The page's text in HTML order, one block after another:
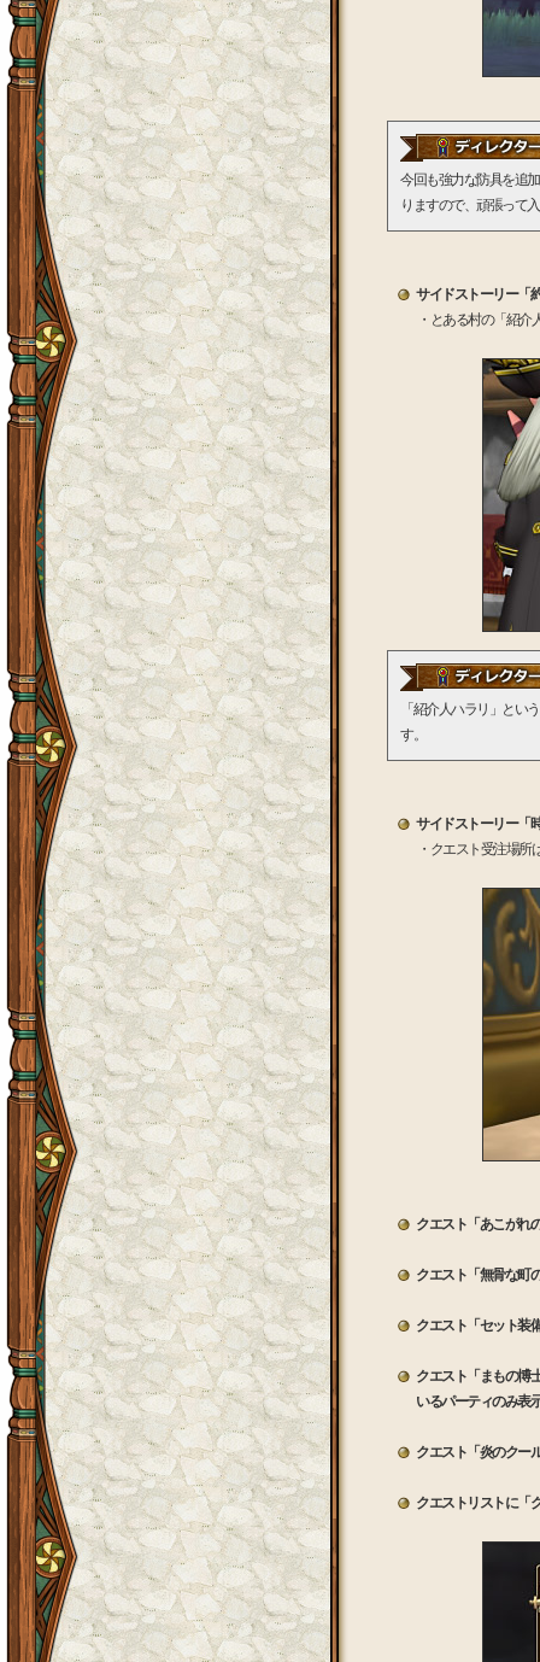
今回も強力な防具を追
りますので、頑張って
サイドストーリー
・とある村の「紹
「紹介人ハラリ」とい
す。
サイドストーリー
・クエスト受注場
クエスト「あこがれ
クエスト「無骨な町
クエスト「セット装
クエスト「まもの博
いるパーティのみ
クエスト「炎のクー
クエストリストに「